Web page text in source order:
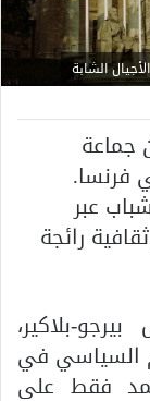
الشابة
جماعة
فرنسا.
عبر
رائجة
بلاكير،
السياسي في
فقط على